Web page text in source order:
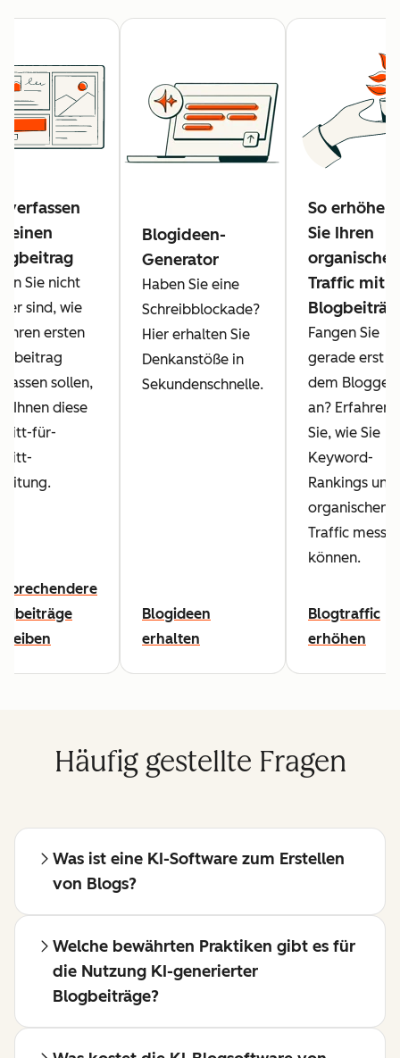
verfassen
einen
Sie nicht
sind, wie
Ihren ersten
sollen,
Ihnen diese
für-
Blogideen-
Generator
Haben Sie eine
Schreibblockade?
Hier erhalten Sie
Denkanstöße in
Sekundenschnelle.
Blogideen
erhalten
So erhöhen
Sie Ihren
organischen
Traffic mit
Fangen Sie
gerade erst
dem Bloggen
an? Erfahren
Sie, wie Sie
Keyword-
Rankings und
organischen
Traffic
können.
Blogtraffic
erhöhen
Häufig gestellte Fragen
Was ist eine KI-Software zum Erstellen
von Blogs?
Welche bewährten Praktiken gibt es für
die Nutzung KI-generierter
Blogbeiträge?